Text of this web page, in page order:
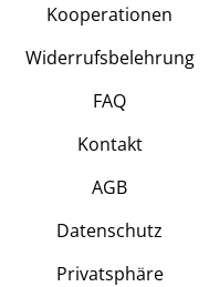
Kooperationen
Widerrufsbelehrung
FAQ
Kontakt
AGB
Datenschutz
Privatsphäre